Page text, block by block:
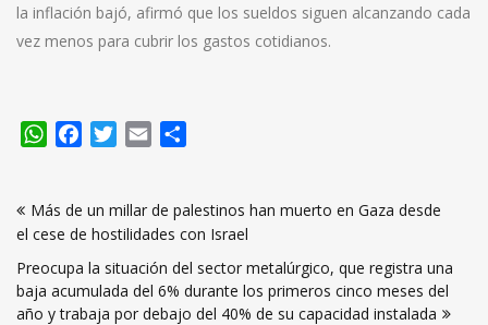
la inflación bajó, afirmó que los sueldos siguen alcanzando cada
vez menos para cubrir los gastos cotidianos.
WhatsApp
FacebookTwitter
Email
de
entradas
Más de un millar de palestinos han muerto en Gaza desde
el cese de hostilidades con Israel
Preocupa la situación del sector metalúrgico, que registra una
baja acumulada del 6% durante los primeros cinco meses del
año y trabaja por debajo del 40% de su capacidad instalada